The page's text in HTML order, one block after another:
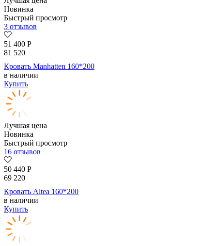
Новинка
Быстрый просмотр
3 отзывов
51 400 Р
81 520
Кровать Manhatten 160*200
в наличии
Купить
Лучшая цена
Новинка
Быстрый просмотр
16 отзывов
50 440 Р
69 220
Кровать Altea 160*200
в наличии
Купить